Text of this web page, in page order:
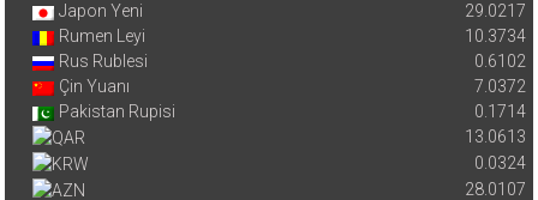
Japon Yeni
29.0217
Rumen Leyi
10.3734
Rus Rublesi
0.6102
Çin Yuanı
7.0372
Pakistan Rupisi
0.1714
13.0613
0.0324
28.0107